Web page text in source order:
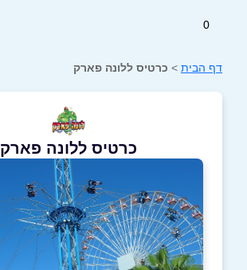
0
דף הבית > כרטיס ללונה פארק
כרטיס ללונה פארק